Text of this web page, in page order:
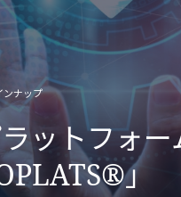
ンナップ
ットフォー
」